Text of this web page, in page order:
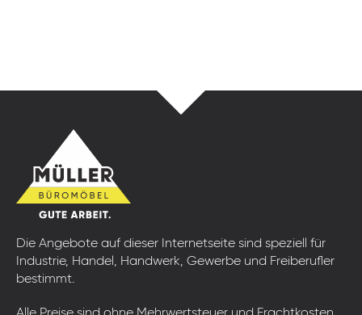
Die Angebote auf dieser Internetseite sind speziell für
Industrie, Handel, Handwerk, Gewerbe und Freiberufler
bestimmt.